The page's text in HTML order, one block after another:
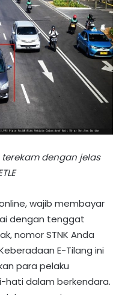
dengan jelas
wajib membayar
dengan tenggat
nomor STNK Anda
E-Tilang ini
para pelaku
hati dalam berkendara.